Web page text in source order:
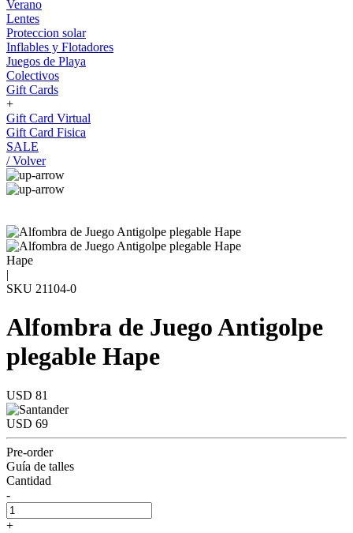
Verano
Lentes
Proteccion solar
Inflables y Flotadores
Juegos de Playa
Colectivos
Gift Cards
+
Gift Card Virtual
Gift Card Fisica
SALE
/ Volver
Hape
|
SKU 21104-0
Alfombra de Juego Antigolpe
plegable Hape
USD 81
USD 69
Pre-order
Guía de talles
Cantidad
-
+